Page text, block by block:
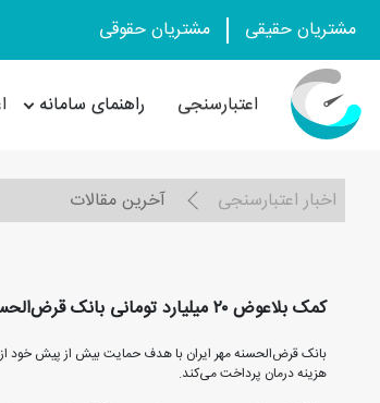
مشتریان حقیقی مشتریان حقوقی
اعتبارسنجی راهنمای سامانه
اخبار اعتبارسنجی آخرین مقالات
کمک بلاعوض ۲۰ میلیارد تومانی بانک قرض‌الحسنه مهر ایران به مددجویان بهزیستی
هزینه درمان پرداخت می‌کند.